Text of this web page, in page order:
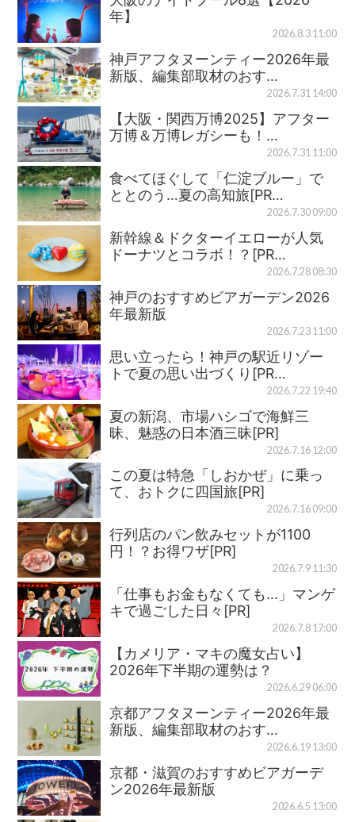
年】
2026.8.3 11:00
神戸アフタヌーンティー2026年最
新版、編集部取材のおす…
2026.7.31 14:00
【大阪・関西万博2025】アフター
万博＆万博レガシーも！…
2026.7.31 11:00
食べてほぐして「仁淀ブルー」で
ととのう…夏の高知旅[PR…
2026.7.30 09:00
新幹線＆ドクターイエローが人気
ドーナツとコラボ！？[PR…
2026.7.28 08:30
神戸のおすすめビアガーデン2026
年最新版
2026.7.23 11:00
思い立ったら！神戸の駅近リゾー
トで夏の思い出づくり[PR…
2026.7.22 19:40
夏の新潟、市場ハシゴで海鮮三
昧、魅惑の日本酒三昧[PR]
2026.7.16 12:00
この夏は特急「しおかぜ」に乗っ
て、おトクに四国旅[PR]
2026.7.16 09:00
行列店のパン飲みセットが1100
円！？お得ワザ[PR]
2026.7.9 11:30
「仕事もお金もなくても…」マンゲ
キで過ごした日々[PR]
2026.7.8 17:00
【カメリア・マキの魔女占い】
2026年下半期の運勢は？
2026.6.29 06:00
京都アフタヌーンティー2026年最
新版、編集部取材のおす…
2026.6.19 13:00
京都・滋賀のおすすめビアガーデ
ン2026年最新版
2026.6.5 13:00